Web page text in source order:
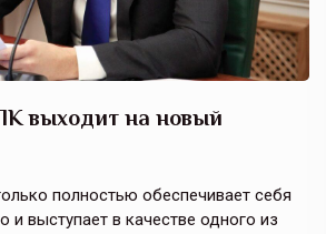
выходит на новый
полностью обеспечивает себя
и выступает в качестве одного из